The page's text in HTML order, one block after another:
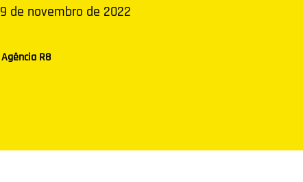
9 de novembro de 2022
Agência R8